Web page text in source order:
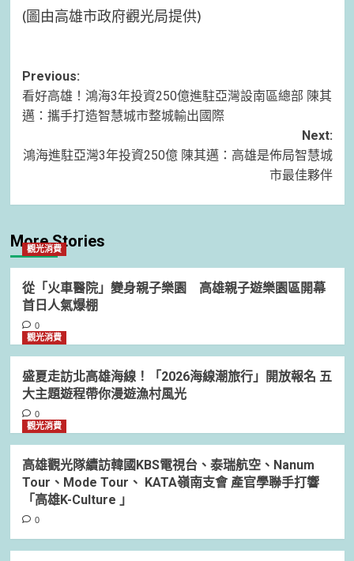
(圖由高雄市政府觀光局提供)
Post
navigation
Previous:
看好高雄！鴻海3年投資250億進駐亞灣設南區總部 陳其
邁：攜手打造智慧城市整城輸出國際
Next:
鴻海進駐亞灣3年投資250億 陳其邁：高雄是佈局智慧城
市最佳夥伴
More Stories
觀光消費
從「火車醫院」變身親子樂園 高雄親子遊樂園區開幕
首日人氣爆棚
0
觀光消費
盛夏走訪北高雄海線！「2026海線潮旅行」開放報名 五
大主題遊程帶你漫遊漁村風光
0
觀光消費
高雄觀光隊續訪韓國KBS電視台、泰瑞航空、Nanum
Tour、Mode Tour、 KATA嶺南支會 產官學聯手打響
「高雄K-Culture 」
0